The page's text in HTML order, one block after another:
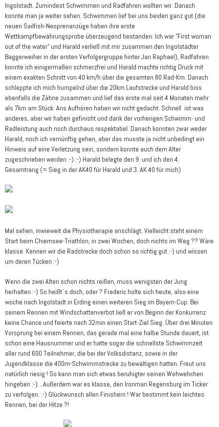
Ingolstadt. Zumindest Schwimmen und Radfahren wollten wir. Danach
konnte man ja weiter sehen. Schwimmen lief bei uns beiden ganz gut (die
neuen Sailfish-Neoprenanzüge haben ihre erste
Wettkampfbewährungsprobe überzeugend bestanden: Ich war "First woman
out of the water" und Harald verließ mit mir zusammen den Ingolstädter
Baggerweiher in der ersten Verfolgergruppe hinter Jan Raphael), Radfahren
konnte ich einigermaßen schmerzfrei und Harald machte richtig Druck mit
einem exakten Schnitt von 40 km/h über die gesamten 80 Rad-Km. Danach
schleppte ich mich humpelnd über die 20km Laufstrecke und Harald biss
ebenfalls die Zähne zusammen und lief das erste mal seit 4 Monaten mehr
als 7km am Stück. Ans Aufhören haben wir nicht gedacht. Schnell ist was
anderes, aber wir haben gefinisht und dank der vorherigen Schwimm- und
Radleistung auch noch durchaus respektabel. Danach konnten zwar weder
Harald, noch ich vernünftig gehen, aber das musste ja nicht unbedingt ein
Hinweis auf eine Verletzung sein, sondern konnte auch dem Alter
zugeschrieben werden :-) :-) Harald belegte den 9. und ich den 4.
Gesamtrang (= Sieg in der AK40 für Harald und 3. AK 40 für mich)
Mal sehen, inwieweit die Physiotherapie anschlägt. Vielleicht steht einem
Start beim Chiemsee-Triathlon, in zwei Wochen, doch nichts im Weg ?? Wäre
klasse. Kennen wir die Radstrecke doch schon so richtig gut :-) und wissen
um deren Tücken :-)
Wenn die zwei Alten schon nichts reißen, muss wenigsten der Jung
herhalten :-) So heißt´s doch, oder ? Frederic holte sich heute, also eine
woche nach Ingolstadt in Erding einen weiteren Sieg im Bayern-Cup. Bei
seinem Rennen mit Windschattenverbot ließ er von Beginn der Konkurrenz
keine Chance und feierte nach 32min einen Start-Ziel Sieg. Über drei Minuten
Vorsprung bei einem Rennen, das gerade mal eine halbe Stunde dauert, ist
schon eine Hausnummer und er hatte sogar die schnellste Schwimmzeit
aller rund 600 Teilnehmer, die bei der Volksdistanz, sowie in der
Jugendklasse die 400m-Schwimmstrecke zu bewältigen hatten. Freut uns
natürlich riesig ! So kann man sich etwas beruhigter seinen Wehwehchen
hingeben :-)…Außerdem war es klasse, den Ironman Regensburg im Ticker
zu verfolgen. :-) Glückwunsch allen Finishern ! War bestimmt kein leichtes
Rennen, bei der Hitze ?!